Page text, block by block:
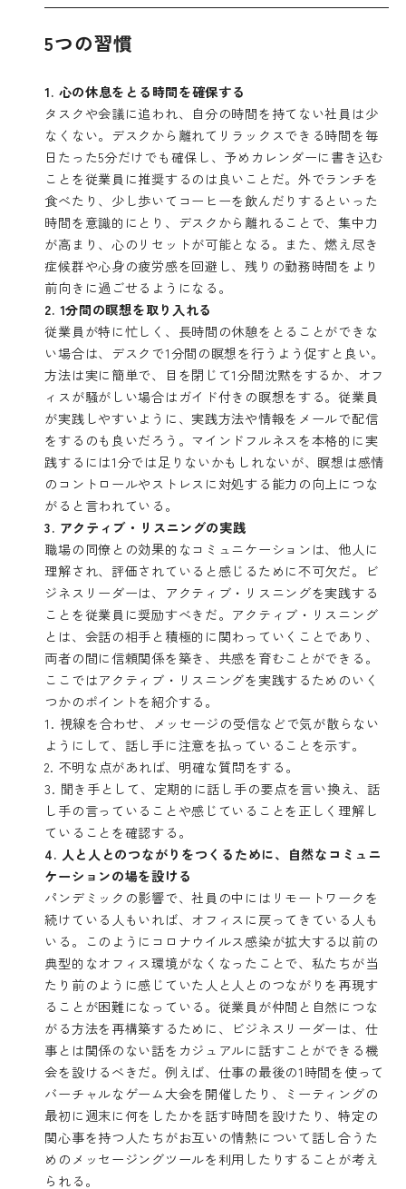
5つの習慣
1. 心の休息をとる時間を確保する
タスクや会議に追われ、自分の時間を持てない社員は少
なくない。デスクから離れてリラックスできる時間を毎
日たった5分だけでも確保し、予めカレンダーに書き込む
ことを従業員に推奨するのは良いことだ。外でランチを
食べたり、少し歩いてコーヒーを飲んだりするといった
時間を意識的にとり、デスクから離れることで、集中力
が高まり、心のリセットが可能となる。また、燃え尽き
症候群や心身の疲労感を回避し、残りの勤務時間をより
前向きに過ごせるようになる。
2. 1分間の瞑想を取り入れる
従業員が特に忙しく、長時間の休憩をとることができな
い場合は、デスクで1分間の瞑想を行うよう促すと良い。
方法は実に簡単で、目を閉じて1分間沈黙をするか、オフ
ィスが騒がしい場合はガイド付きの瞑想をする。従業員
が実践しやすいように、実践方法や情報をメールで配信
をするのも良いだろう。マインドフルネスを本格的に実
践するには1分では足りないかもしれないが、瞑想は感情
のコントロールやストレスに対処する能力の向上につな
がると言われている。
3. アクティブ・リスニングの実践
職場の同僚との効果的なコミュニケーションは、他人に
理解され、評価されていると感じるために不可欠だ。ビ
ジネスリーダーは、アクティブ・リスニングを実践する
ことを従業員に奨励すべきだ。アクティブ・リスニング
とは、会話の相手と積極的に関わっていくことであり、
両者の間に信頼関係を築き、共感を育むことができる。
ここではアクティブ・リスニングを実践するためのいく
つかのポイントを紹介する。
1. 視線を合わせ、メッセージの受信などで気が散らない
ようにして、話し手に注意を払っていることを示す。
2. 不明な点があれば、明確な質問をする。
3. 聞き手として、定期的に話し手の要点を言い換え、話
し手の言っていることや感じていることを正しく理解し
ていることを確認する。
4. 人と人とのつながりをつくるために、自然なコミュニ
ケーションの場を設ける
パンデミックの影響で、社員の中にはリモートワークを
続けている人もいれば、オフィスに戻ってきている人も
いる。このようにコロナウイルス感染が拡大する以前の
典型的なオフィス環境がなくなったことで、私たちが当
たり前のように感じていた人と人とのつながりを再現す
ることが困難になっている。従業員が仲間と自然につな
がる方法を再構築するために、ビジネスリーダーは、仕
事とは関係のない話をカジュアルに話すことができる機
会を設けるべきだ。例えば、仕事の最後の1時間を使って
バーチャルなゲーム大会を開催したり、ミーティングの
最初に週末に何をしたかを話す時間を設けたり、特定の
関心事を持つ人たちがお互いの情熱について話し合うた
めのメッセージングツールを利用したりすることが考え
られる。